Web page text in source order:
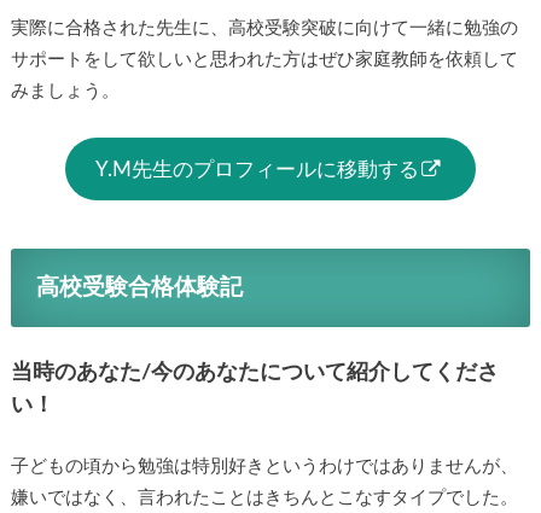
実際に合格された先生に、高校受験突破に向けて一緒に勉強の
サポートをして欲しいと思われた方はぜひ家庭教師を依頼して
みましょう。
Y.M先生のプロフィールに移動する
高校受験合格体験記
当時のあなた/今のあなたについて紹介してくださ
い！
子どもの頃から勉強は特別好きというわけではありませんが、
嫌いではなく、言われたことはきちんとこなすタイプでした。